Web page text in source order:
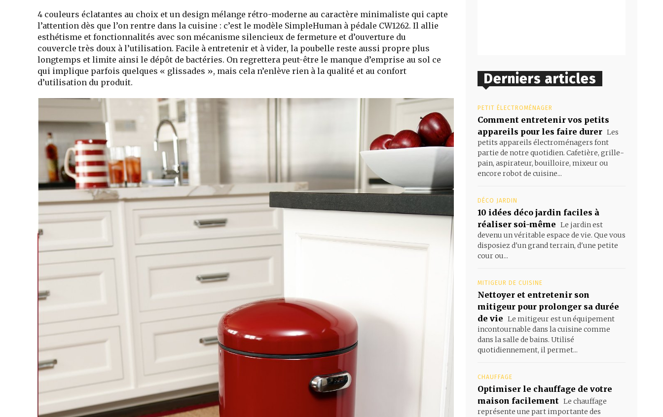
4 couleurs éclatantes au choix et un design mélange rétro-moderne au caractère minimaliste qui capte
l’attention dès que l’on rentre dans la cuisine : c’est le modèle SimpleHuman à pédale CW1262. Il allie
esthétisme et fonctionnalités avec son mécanisme silencieux de fermeture et d’ouverture du
couvercle très doux à l’utilisation. Facile à entretenir et à vider, la poubelle reste aussi propre plus
longtemps et limite ainsi le dépôt de bactéries. On regrettera peut-être le manque d’emprise au sol ce
qui implique parfois quelques « glissades », mais cela n’enlève rien à la qualité et au confort
d’utilisation du produit.
Derniers articles
PETIT ÉLECTROMÉNAGER
Comment entretenir vos petits
appareils pour les faire durer Les
petits appareils électroménagers font
partie de notre quotidien. Cafetière, grille-
pain, aspirateur, bouilloire, mixeur ou
encore robot de cuisine...
DÉCO JARDIN
10 idées déco jardin faciles à
réaliser soi-même Le jardin est
devenu un véritable espace de vie. Que vous
disposiez d'un grand terrain, d'une petite
cour ou...
MITIGEUR DE CUISINE
Nettoyer et entretenir son
mitigeur pour prolonger sa durée
de vie Le mitigeur est un équipement
incontournable dans la cuisine comme
dans la salle de bains. Utilisé
quotidiennement, il permet...
CHAUFFAGE
Optimiser le chauffage de votre
maison facilement Le chauffage
représente une part importante des